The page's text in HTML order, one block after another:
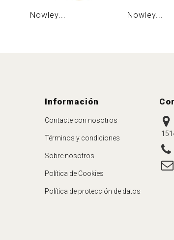
Nowley... Nowley...
Información
Contacte con nosotros
Términos y condiciones
Sobre nosotros
Política de Cookies
Política de protección de datos